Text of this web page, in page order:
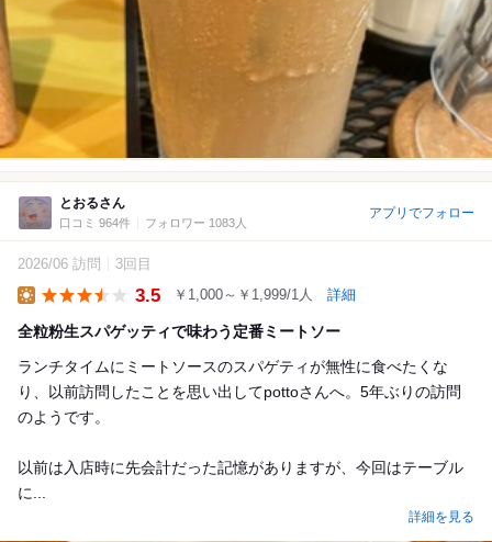
とおるさん
口コミ 964件 フォロワー 1083人
アプリでフォロー
2026/06 訪問 3回目
3.5 ￥1,000～￥1,999/1人 詳細
全粒粉生スパゲッティで味わう定番ミートソー
ランチタイムにミートソースのスパゲティが無性に食べたくな
り、以前訪問したことを思い出してpottoさんへ。5年ぶりの訪問
のようです。
以前は入店時に先会計だった記憶がありますが、今回はテーブル
に...
詳細を見る